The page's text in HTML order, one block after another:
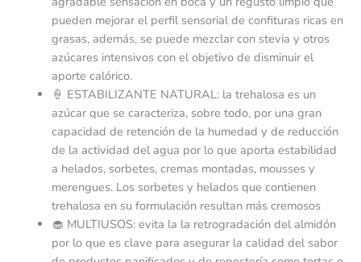
pueden mejorar el perfil sensorial de confituras ricas en
grasas, además, se puede mezclar con stevia y otros
azúcares intensivos con el objetivo de disminuir el
aporte calórico.
🍦 ESTABILIZANTE NATURAL: la trehalosa es un
azúcar que se caracteriza, sobre todo, por una gran
capacidad de retención de la humedad y de reducción
de la actividad del agua por lo que aporta estabilidad
a helados, sorbetes, cremas montadas, mousses y
merengues. Los sorbetes y helados que contienen
trehalosa en su formulación resultan más cremosos
🧁 MULTIUSOS: evita la la retrogradación del almidón
por lo que es clave para asegurar la calidad del sabor